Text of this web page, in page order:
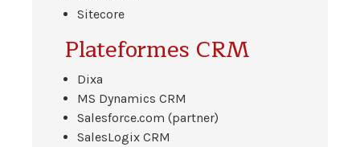
Sitecore
Plateformes CRM
Dixa
MS Dynamics CRM
Salesforce.com (partner)
SalesLogix CRM